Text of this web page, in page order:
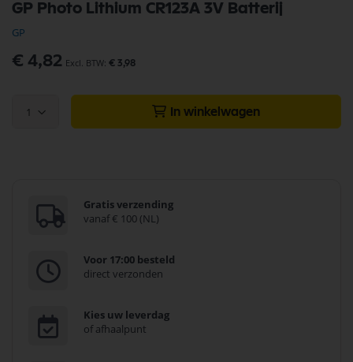
GP Photo Lithium CR123A 3V Batterij
GP
€ 4,82 € 3,98
1 In winkelwagen
Gratis verzending
vanaf € 100 (NL)
Voor 17:00 besteld
direct verzonden
Kies uw leverdag
of afhaalpunt
naar
het
begin
van
de